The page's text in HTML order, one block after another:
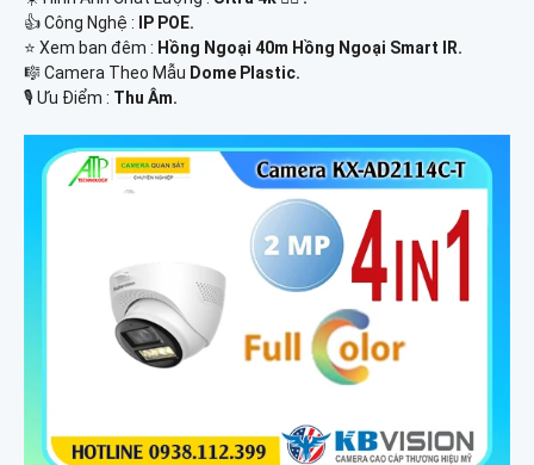
👍 Công Nghệ :
IP POE.
⭐ Xem ban đêm : Hồng Ngoại 40m Hồng Ngoại Smart IR.
🎼️ Camera Theo Mẫu Dome Plastic.
️🎙 Ưu Điểm : Thu Âm.